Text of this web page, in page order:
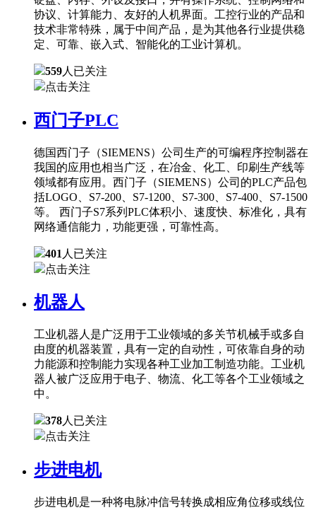
协议、计算能力、友好的人机界面。工控行业的产品和
技术非常特殊，属于中间产品，是为其他各行业提供稳
定、可靠、嵌入式、智能化的工业计算机。
559人已关注
点击关注
西门子PLC
德国西门子（SIEMENS）公司生产的可编程序控制器在
我国的应用也相当广泛，在冶金、化工、印刷生产线等
领域都有应用。西门子（SIEMENS）公司的PLC产品包
括LOGO、S7-200、S7-1200、S7-300、S7-400、S7-1500
等。 西门子S7系列PLC体积小、速度快、标准化，具有
网络通信能力，功能更强，可靠性高。
401 人已关注
点击关注
机器人
工业机器人是广泛用于工业领域的多关节机械手或多自
由度的机器装置，具有一定的自动性，可依靠自身的动
力能源和控制能力实现各种工业加工制造功能。工业机
器人被广泛应用于电子、物流、化工等各个工业领域之
中。
378人已关注
点击关注
步进电机
步进电机是一种将电脉冲信号转换成相应角位移或线位